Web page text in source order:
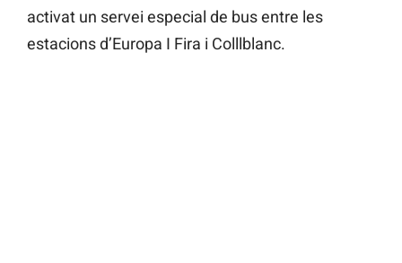
activat un servei especial de bus entre les
estacions d’Europa I Fira i Colllblanc.